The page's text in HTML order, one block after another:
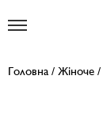
Головна / Жіноче /